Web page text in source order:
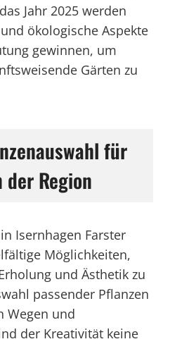
Jahr 2025 werden
ökologische Aspekte
gewinnen, um
Gärten zu
für
Region
Isernhagen Farster
Möglichkeiten,
und Ästhetik zu
passender Pflanzen
Wegen und
der Kreativität keine